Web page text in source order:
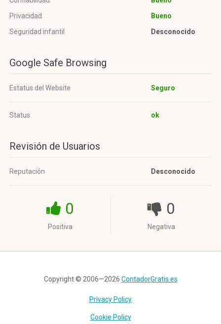
Privacidad
Bueno
Seguridad infantil
Desconocido
Google Safe Browsing
Estatus del Website Seguro
Status ok
Revisión de Usuarios
Reputación Desconocido
0
Positiva
0
Negativa
Copyright © 2006—2026 ContadorGratis.es
Privacy Policy
Cookie Policy